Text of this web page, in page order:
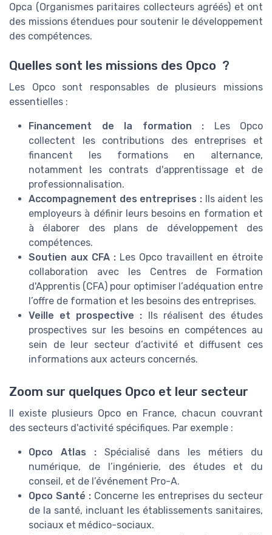
Opca (Organismes paritaires collecteurs agréés) et ont
des missions étendues pour soutenir le développement
des compétences.
Quelles sont les missions des Opco ?
Les Opco sont responsables de plusieurs missions
essentielles :
Financement de la formation : Les Opco
collectent les contributions des entreprises et
financent les formations en alternance,
notamment les contrats d'apprentissage et de
professionnalisation.
Accompagnement des entreprises : Ils aident les
employeurs à définir leurs besoins en formation et
à élaborer des plans de développement des
compétences.
Soutien aux CFA : Les Opco travaillent en étroite
collaboration avec les Centres de Formation
d'Apprentis (CFA) pour optimiser l’adéquation entre
l’offre de formation et les besoins des entreprises.
Veille et prospective : Ils réalisent des études
prospectives sur les besoins en compétences au
sein de leur secteur d’activité et diffusent ces
informations aux acteurs concernés.
Zoom sur quelques Opco et leur secteur
Il existe plusieurs Opco en France, chacun couvrant
des secteurs d'activité spécifiques. Par exemple :
Opco Atlas :Spécialisé dans les métiers du
numérique, de l’ingénierie, des études et du
conseil, et de l’événement Pro-A.
Opco Santé : Concerne les entreprises du secteur
de la santé, incluant les établissements sanitaires,
sociaux et médico-sociaux.